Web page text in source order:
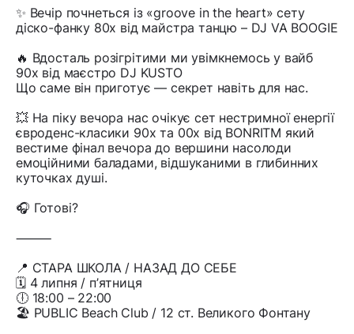
✨ Вечір почнеться із «groove in the heart» сету
діско-фанку 80х від майстра танцю – DJ VA BOOGIE
🔥 Вдосталь розігрітими ми увімкнемось у вайб
90х від маєстро DJ KUSTO
Що саме він приготує — секрет навіть для нас.
💥 На піку вечора нас очікує сет нестримної енергії
євроденс-класики 90х та 00х від BONRITM який
вестиме фінал вечора до вершини насолоди
емоційними баладами, відшуканими в глибинних
куточках душі.
🎧 Готові?
⸻
📍 СТАРА ШКОЛА / НАЗАД ДО СЕБЕ
🗓 4 липня / пʼятниця
🕕 18:00 – 22:00
🏖 PUBLIC Beach Club / 12 ст. Великого Фонтану